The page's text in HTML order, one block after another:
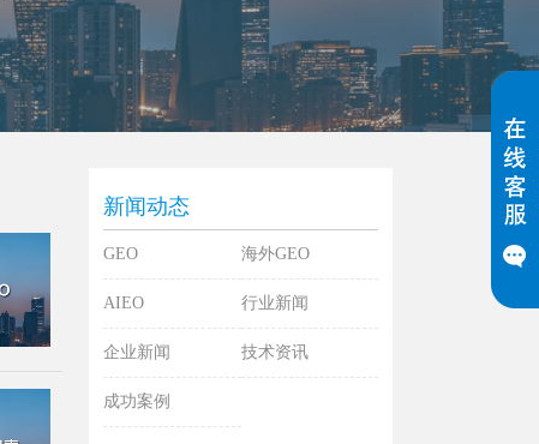
新闻动态
GEO 海外GEO
AIEO 行业新闻
企业新闻 技术资讯
成功案例